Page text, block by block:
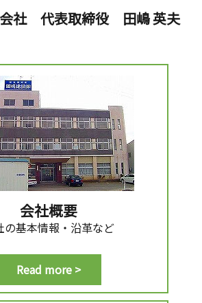
会社 代表取締役 田嶋 英夫
会社概要
の基本情報・沿革など
Read more >